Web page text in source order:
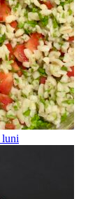
luni